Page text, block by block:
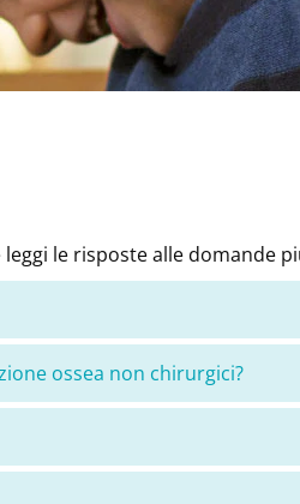
le risposte alle domande
ossea non chirurgici?